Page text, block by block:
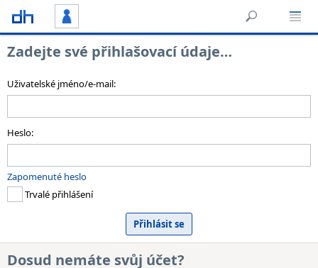
Zadejte své přihlašovací údaje…
Uživatelské jméno/e-mail:
Heslo:
Zapomenuté heslo
Trvalé přihlášení
Dosud nemáte svůj účet?